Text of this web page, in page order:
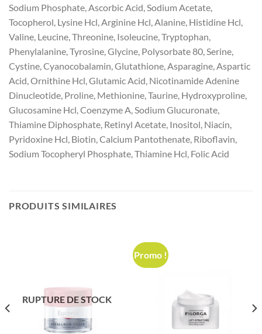
Sodium Phosphate, Ascorbic Acid, Sodium Acetate,
Tocopherol, Lysine Hcl, Arginine Hcl, Alanine, Histidine Hcl,
Valine, Leucine, Threonine, Isoleucine, Tryptophan,
Phenylalanine, Tyrosine, Glycine, Polysorbate 80, Serine,
Cystine, Cyanocobalamin, Glutathione, Asparagine, Aspartic
Acid, Ornithine Hcl, Glutamic Acid, Nicotinamide Adenine
Dinucleotide, Proline, Methionine, Taurine, Hydroxyproline,
Glucosamine Hcl, Coenzyme A, Sodium Glucuronate,
Thiamine Diphosphate, Retinyl Acetate, Inositol, Niacin,
Pyridoxine Hcl, Biotin, Calcium Pantothenate, Riboflavin,
Sodium Tocopheryl Phosphate, Thiamine Hcl, Folic Acid
PRODUITS SIMILAIRES
RUPTURE DE STOCK
Promo !